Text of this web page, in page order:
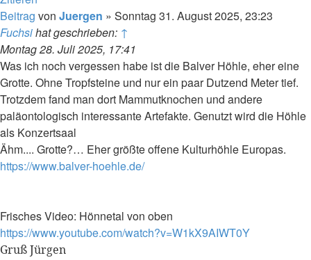
Beitrag von Juergen » Sonntag 31. August 2025, 23:23
Fuchsihat geschrieben: ↑
Montag 28. Juli 2025, 17:41
Was ich noch vergessen habe ist die Balver Höhle, eher eine
Grotte. Ohne Tropfsteine und nur ein paar Dutzend Meter tief.
Trotzdem fand man dort Mammutknochen und andere
paläontologisch interessante Artefakte. Genutzt wird die Höhle
als Konzertsaal
Ähm.... Grotte?… Eher größte offene Kulturhöhle Europas.
https://www.balver-hoehle.de/
Frisches Video: Hönnetal von oben
https://www.youtube.com/watch?v=W1kX9AIWT0Y
Gruß Jürgen